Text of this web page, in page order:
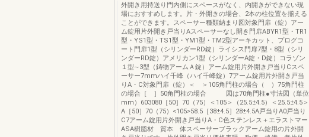
外開き用持送り門内側にスペースがなく、内開きができない現
場におすすめします。片・外開きの場合、2本の柱位置を揃える
ことができます。スペーサー種類納まり図対象門扉（錠）アー
ム錠用片外開き戸当りAスペーサーなし開き門扉ABYR1型・TR1
型・YS1型・TS1型・YM1型・TM2型アーキカット、プログコ
ート門扉1型（シリンダーRD錠）ライシス門扉7型・8型（シリ
ンダーRD錠）アメリカン1型（シリンダーA錠・D錠）コラゾン
１型∼3型（鋳物アームＡ錠）アーム錠用片外開き戸当りCスペ
ーサー7mmハイ千峰（ハイ千峰錠）7アーム錠用片外開き戸当
りA・C対象門扉（錠）＜ ＞105角門柱の場合（ ）75角門柱
の場合［ ］50角門柱の場合 図は70角門柱●寸法図（単位
mm）603080［50］70（75）＜105＞（25.5±4.5）＜25.5±4.5＞
A［50］70（75）<105>58.5［38±4.5］28±4.5A戸当りA0戸当り
C7アーム錠用片外開き戸当りA・C色ステンレス＋エラストマー
ASA樹脂材 質本 体スペーサーブラックアーム錠用の片外開